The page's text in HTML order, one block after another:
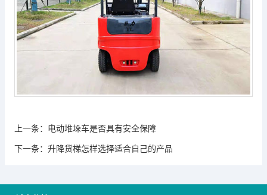
上一条： 电动堆垛车是否具有安全保障
下一条： 升降货梯怎样选择适合自己的产品